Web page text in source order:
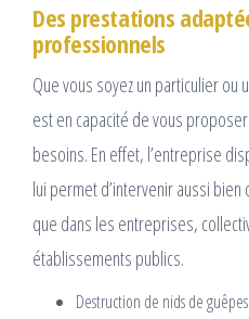
Des prestations
professionnels
Que vous soyez un particulier ou
est en capacité de vous
besoins. En effet, l’entreprise
lui permet d’intervenir aussi
que dans les entreprises,
établissements publics.
Destruction de nids de